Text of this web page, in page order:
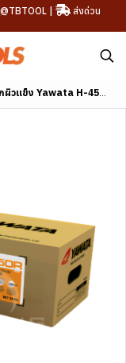
@TBTOOL |
ส่งด่วน
H-450R (DIN E 1-UM-450)